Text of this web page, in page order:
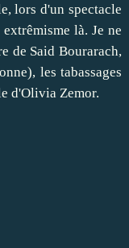
lors d'un spectacle
là. Je ne
de Said Bourarach,
les tabassages
d'Olivia Zemor.